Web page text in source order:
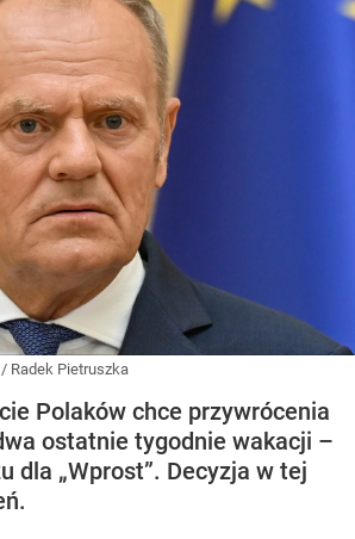
/ Radek Pietruszka
Polaków chce przywrócenia
ostatnie tygodnie wakacji –
dla „Wprost”. Decyzja w tej